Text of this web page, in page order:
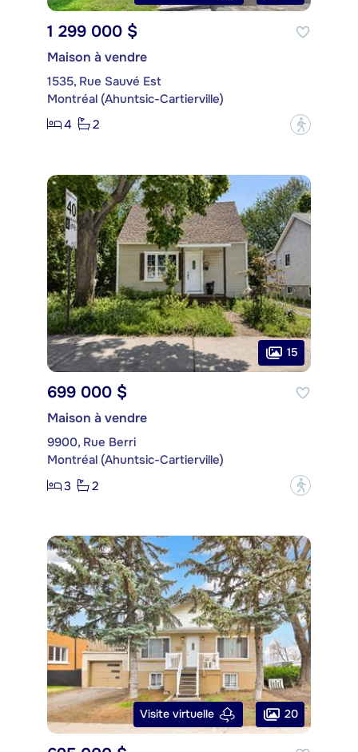
1 299 000 $
Maison à vendre
1535, Rue Sauvé Est
Montréal (Ahuntsic-Cartierville)
4
2 ?
15
699 000 $
Maison à vendre
9900, Rue Berri
Montréal (Ahuntsic-Cartierville)
3
2 ?
Visite virtuelle 20